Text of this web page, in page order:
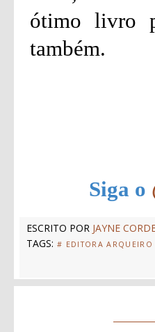
ótimo livro
também.
Siga o
ESCRITO POR JAYNE
TAGS: # EDITORA ARQUEIRO